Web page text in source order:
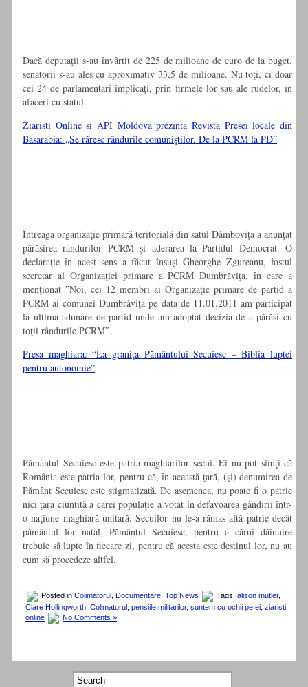
Dacă deputaţii s-au învârtit de 225 de milioane de euro de la buget,
senatorii s-au ales cu aproximativ 33,5 de milioane. Nu toţi, ci doar
cei 24 de parlamentari implicaţi, prin firmele lor sau ale rudelor, în
afaceri cu statul.
Ziaristi Online si API Moldova prezinta Revista Presei locale din
Basarabia: „Se răresc rândurile comuniştilor. De la PCRM la PD”
Întreaga organizaţie primară teritorială din satul Dâmboviţa a anunţat
părăsirea rândurilor PCRM şi aderarea la Partidul Democrat. O
declaraţie în acest sens a făcut însuşi Gheorghe Zgureanu, fostul
secretar al Organizaţiei primare a PCRM Dumbrăviţa, în care a
menţionat ”Noi, cei 12 membri ai Organizaţie primare de partid a
PCRM ai comunei Dumbrăviţa pe data de 11.01.2011 am participat
la ultima adunare de partid unde am adoptat decizia de a părăsi cu
toţii rândurile PCRM”.
Presa maghiara: “La graniţa Pământului Secuiesc – Biblia luptei
pentru autonomie”
Pământul Secuiesc este patria maghiarilor secui. Ei nu pot simţi că
România este patria lor, pentru că, în această ţară, (şi) denumirea de
Pământ Secuiesc este stigmatizată. De asemenea, nu poate fi o patrie
nici ţara ciuntită a cărei populaţie a votat în defavoarea gândirii într-
o naţiune maghiară unitară. Secuilor nu le-a rămas altă patrie decât
pământul lor natal, Pământul Secuiesc, pentru a cărui dăinuire
trebuie să lupte în fiecare zi, pentru că acesta este destinul lor, nu au
cum să procedeze altfel.
Posted in Colimatorul Documentare Top News Tags: alison mutler,
Clare Hollingworth Colimatorul pensiile militarilor, suntem cu ochii pe ei ziaristi
online
No Comments »